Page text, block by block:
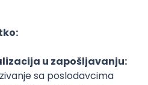
sa prijavama!